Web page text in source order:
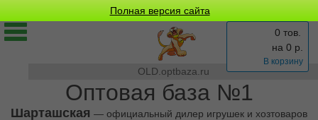
Полная версия сайта
OLD.optbaza.ru
Оптовая база №1
Шарташская — официальный дилер игрушек и хозтоваров
0 тов.
на 0 р.
В корзину